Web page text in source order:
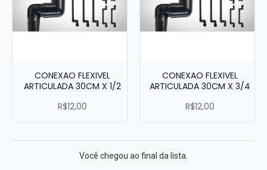
CONEXAO FLEXIVEL
ARTICULADA 30CM X 1/2
R$12,00
CONEXAO FLEXIVEL
ARTICULADA 30CM X 3/4
R$12,00
Você chegou ao final da lista.